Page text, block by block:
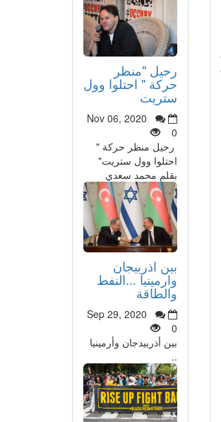
رحيل "منظر
حركة " احتلوا وول
ستريت
Nov 06, 2020
0
رحيل منظر حركة "
احتلوا وول ستريت"
بقلم محمد سعدي
بين اذربيجان
وارمينيا ...النفط
والطاقة
Sep 29, 2020
0
بين أذربيدجان وأرمينيا
..